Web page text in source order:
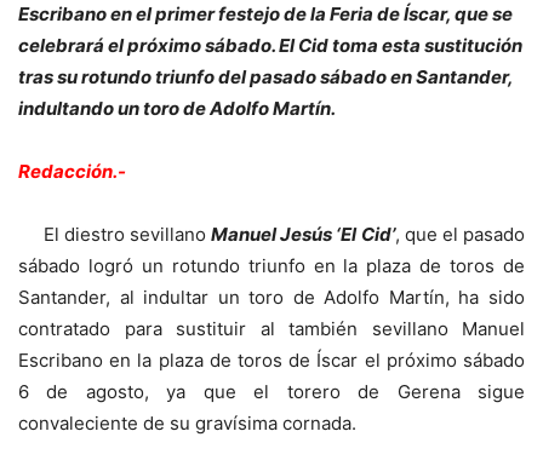
Escribano en el primer festejo de la Feria de Íscar, que se
celebrará el próximo sábado. El Cid toma esta sustitución
tras su rotundo triunfo del pasado sábado en Santander,
indultando un toro de Adolfo Martín.
Redacción.-
El diestro sevillanoManuel Jesús ‘El Cid’, que el pasado
sábado logró un rotundo triunfo en la plaza de toros de
Santander, al indultar un toro de Adolfo Martín, ha sido
contratado para sustituir al también sevillano Manuel
Escribano en la plaza de toros de Íscar el próximo sábado
6 de agosto, ya que el torero de Gerena sigue
convaleciente de su gravísima cornada.